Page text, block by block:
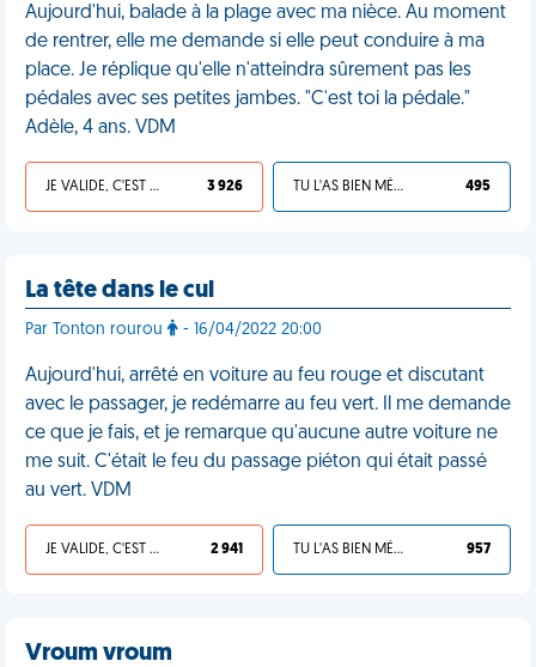
Aujourd'hui, balade à la plage avec ma nièce. Au moment
de rentrer, elle me demande si elle peut conduire à ma
place. Je réplique qu'elle n'atteindra sûrement pas les
pédales avec ses petites jambes. "C'est toi la pédale."
Adèle, 4 ans. VDM
JE VALIDE, C'EST UNE VDM 3 926 TU L'AS BIEN MÉRITÉ 495
La tête dans le cul
Par Tonton rourou - 16/04/2022 20:00
Aujourd'hui, arrêté en voiture au feu rouge et discutant
avec le passager, je redémarre au feu vert. Il me demande
ce que je fais, et je remarque qu'aucune autre voiture ne
me suit. C'était le feu du passage piéton qui était passé
au vert. VDM
JE VALIDE, C'EST UNE VDM 2 941 TU L'AS BIEN MÉRITÉ 957
Vroum vroum